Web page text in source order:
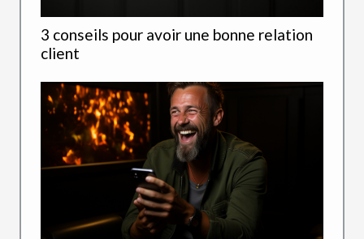
3 conseils pour avoir une bonne relation
client